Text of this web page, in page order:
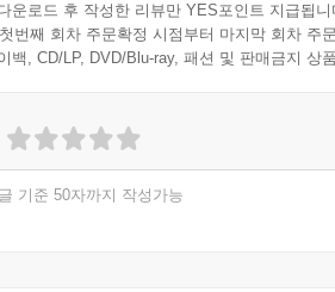
운로드 후 작성한 리뷰만 YES포인트 지급됩니
번째 회차 주문확정 시점부터 마지막 회차 주
백, CD/LP, DVD/Blu-ray, 패션 및 판매금지 상
기준 50자까지 작성가능